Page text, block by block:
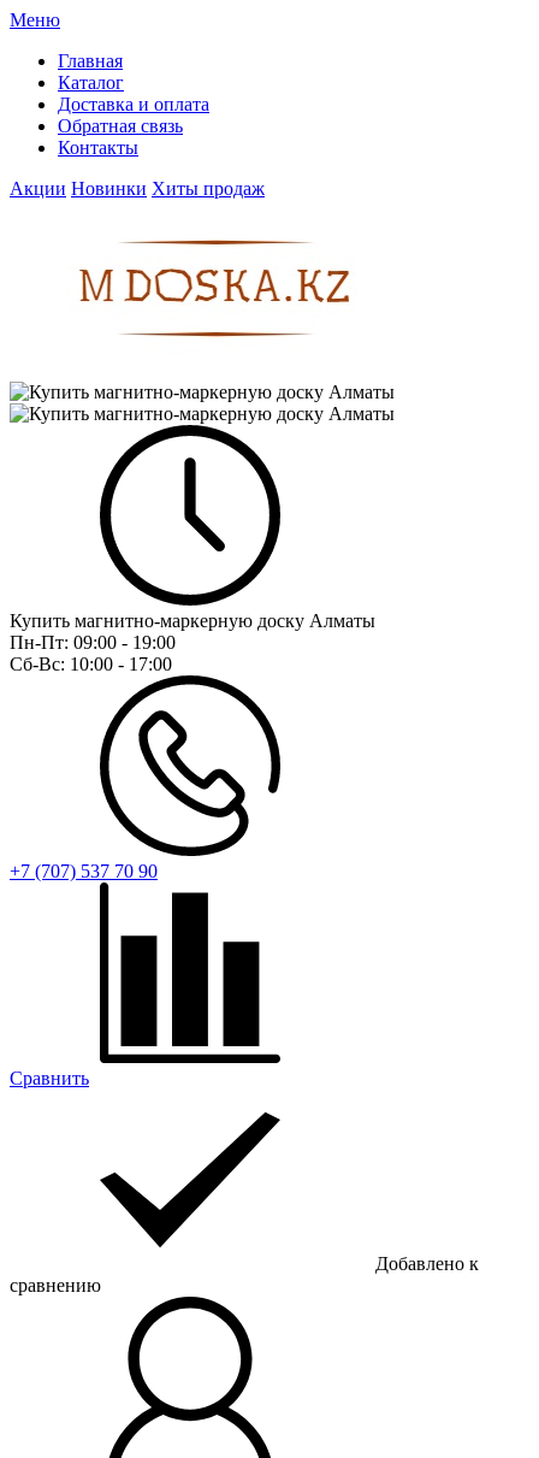
Меню
Главная
Каталог
Доставка и оплата
Обратная связь
Контакты
Акции Новинки Хиты продаж
Купить магнитно-маркерную доску Алматы
Пн-Пт: 09:00 - 19:00
Сб-Вс: 10:00 - 17:00
+7 (707) 537 70 90
Сравнить
Добавлено к
сравнению